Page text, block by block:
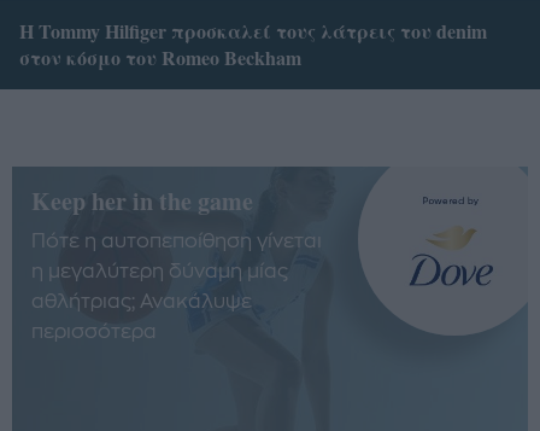
Η Tommy Hilfiger προσκαλεί τους λάτρεις του denim
στον κόσμο του Romeo Beckham
Keep her in the game
Πότε η αυτοπεποίθηση γίνεται
η μεγαλύτερη δύναμη μίας
αθλήτριας; Ανακάλυψε
περισσότερα